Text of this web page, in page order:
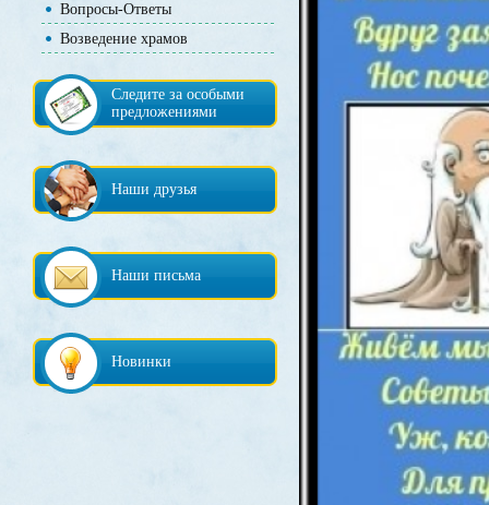
Вопросы-Ответы
Возведение храмов
Следите за особыми
предложениями
Наши друзья
Наши письма
Новинки